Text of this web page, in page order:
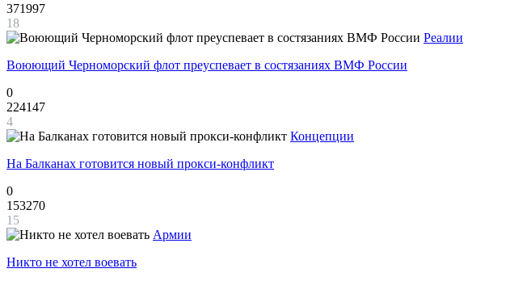
371997
18
Реалии
Воюющий Черноморский флот преуспевает в состязаниях ВМФ России
0
224147
4
Концепции
На Балканах готовится новый прокси-конфликт
0
153270
15
Армии
Никто не хотел воевать